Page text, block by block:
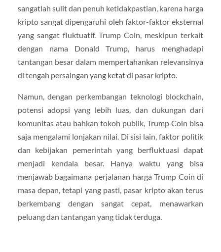
sangatlah sulit dan penuh ketidakpastian, karena harga
kripto sangat dipengaruhi oleh faktor-faktor eksternal
yang sangat fluktuatif. Trump Coin, meskipun terkait
dengan nama Donald Trump, harus menghadapi
tantangan besar dalam mempertahankan relevansinya
di tengah persaingan yang ketat di pasar kripto.
Namun, dengan perkembangan teknologi blockchain,
potensi adopsi yang lebih luas, dan dukungan dari
komunitas atau bahkan tokoh publik, Trump Coin bisa
saja mengalami lonjakan nilai. Di sisi lain, faktor politik
dan kebijakan pemerintah yang berfluktuasi dapat
menjadi kendala besar. Hanya waktu yang bisa
menjawab bagaimana perjalanan harga Trump Coin di
masa depan, tetapi yang pasti, pasar kripto akan terus
berkembang dengan sangat cepat, menawarkan
peluang dan tantangan yang tidak terduga.